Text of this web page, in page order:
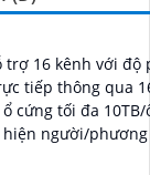
trợ 16 kênh với độ
tiếp thông qua
người/